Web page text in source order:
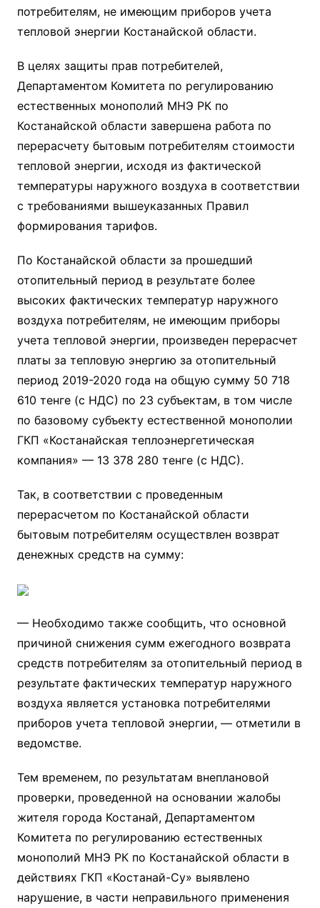
потребителям, не имеющим приборов учета
тепловой энергии Костанайской области.
В целях защиты прав потребителей,
Департаментом Комитета по регулированию
естественных монополий МНЭ РК по
Костанайской области завершена работа по
перерасчету бытовым потребителям стоимости
тепловой энергии, исходя из фактической
температуры наружного воздуха в соответствии
с требованиями вышеуказанных Правил
формирования тарифов.
По Костанайской области за прошедший
отопительный период в результате более
высоких фактических температур наружного
воздуха потребителям, не имеющим приборы
учета тепловой энергии, произведен перерасчет
платы за тепловую энергию за отопительный
период 2019-2020 года на общую сумму 50 718
610 тенге (с НДС) по 23 субъектам, в том числе
по базовому субъекту естественной монополии
ГКП «Костанайская теплоэнергетическая
компания» — 13 378 280 тенге (с НДС).
Так, в соответствии с проведенным
перерасчетом по Костанайской области
бытовым потребителям осуществлен возврат
денежных средств на сумму:
— Необходимо также сообщить, что основной
причиной снижения сумм ежегодного возврата
средств потребителям за отопительный период в
результате фактических температур наружного
воздуха является установка потребителями
приборов учета тепловой энергии, — отметили в
ведомстве.
Тем временем, по результатам внеплановой
проверки, проведенной на основании жалобы
жителя города Костанай, Департаментом
Комитета по регулированию естественных
монополий МНЭ РК по Костанайской области в
действиях ГКП «Костанай-Су» выявлено
нарушение, в части неправильного применения